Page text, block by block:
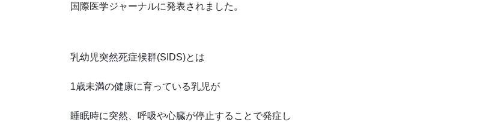
国際医学ジャーナルに発表されました。
乳幼児突然死症候群(SIDS)とは
1歳未満の健康に育っている乳児が
睡眠時に突然、呼吸や心臓が停止することで発症し